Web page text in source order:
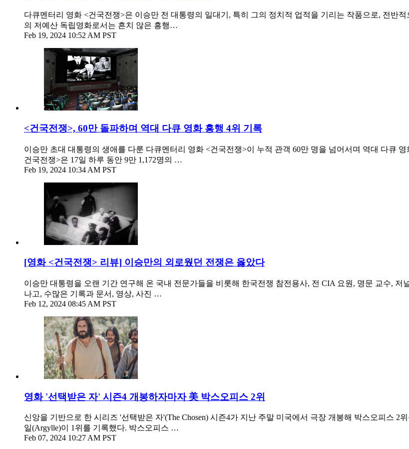
다큐멘터리 영화 <건국전쟁>은 이승만 전 대통령의 일대기, 특히 그의 정치적 업적을 기리는 작품으로, 전반
의 저예산 독립영화로서는 흔치 않은 흥행…
Feb 19, 2024 10:52 AM PST
<건국전쟁>, 60만 돌파하며 역대 다큐 영화 흥행 4위 기록
이승만 초대 대통령의 생애를 다룬 다큐멘터리 영화 <건국전쟁>이 누적 관객 60만 명을 넘어서며 역대 다큐
건국전쟁>은 17일 하루 동안 9만 1,172명의 …
Feb 19, 2024 10:34 AM PST
[영화 <건국전쟁> 리뷰] 이승만의 외로웠던 전쟁은 옳았다
이승만 대통령을 오랜 기간 연구해 온 국내 전문가들을 비롯해 한국전쟁 참전용사, 전 CIA 요원, 명문 교수,
나고, 수많은 기록과 문서, 영상, 사진 …
Feb 12, 2024 08:45 AM PST
영화 '선택받은 자' 시즌4 개봉하자마자 美 박스오피스 2위
신앙을 기반으로 한 시리즈 '선택받은 자'(The Chosen) 시즌4가 지난 주말 미국에서 극장 개봉해 박스오피스
일(Argylle)이 1위를 기록했다. 박스오피스 …
Feb 07, 2024 10:27 AM PST